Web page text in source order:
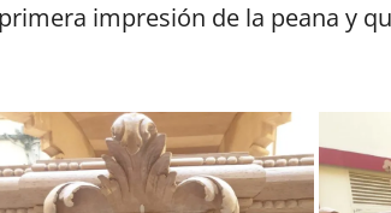
impresión de la peana y